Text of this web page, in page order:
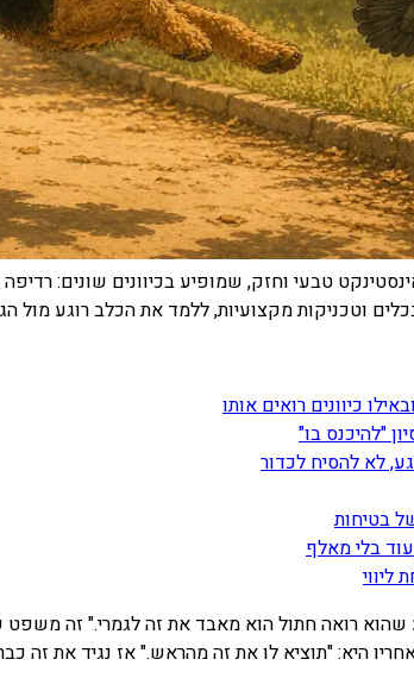
טבעי וחזק, שמופיע בכיוונים שונים:
וטכניקות מקצועיות, ללמד את הכלב רוגע
כיוונים רואים אותו
"להיכנס בו"
לא להסיח לכדור
בטיחות
בלי מאלף
ליווי
רואה חתול הוא מאבד את זה לגמרי." זה משפט
היא: "תוציא לו את זה מהראש." אז נגיד את זה